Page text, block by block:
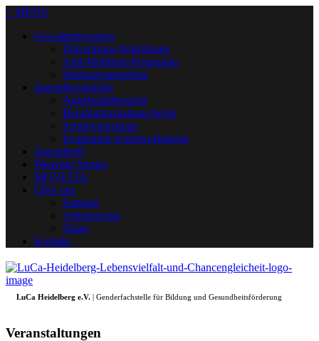
+ MENU
Gewaltprävention
Präventions-Workshops
Anti-Mobbing-Programm
Stärkungsangebote
Jugendberufshilfe
Angebotsübersicht
Berufsinformations-börse
Schulworkshops
Evaluation Schulworkshops
Jugendtreff
Weaving Stories
MOVETIA
Über uns
Satzung
Arbeitsweise
Team
Kontakt
LuCa Heidelberg e.V. | Genderfachstelle für Bildung und Gesundheitsförderung
Veranstaltungen